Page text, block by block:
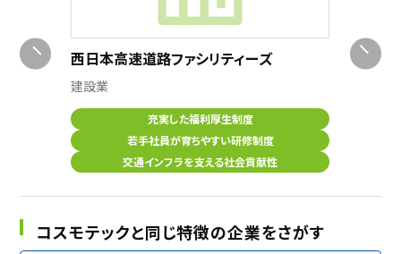
西日本高速道路ファシリティーズ
建設業
充実した福利厚生制度
若手社員が育ちやすい研修制度
交通インフラを支える社会貢献性
建設業
コスモテックと同じ特徴の企業をさがす